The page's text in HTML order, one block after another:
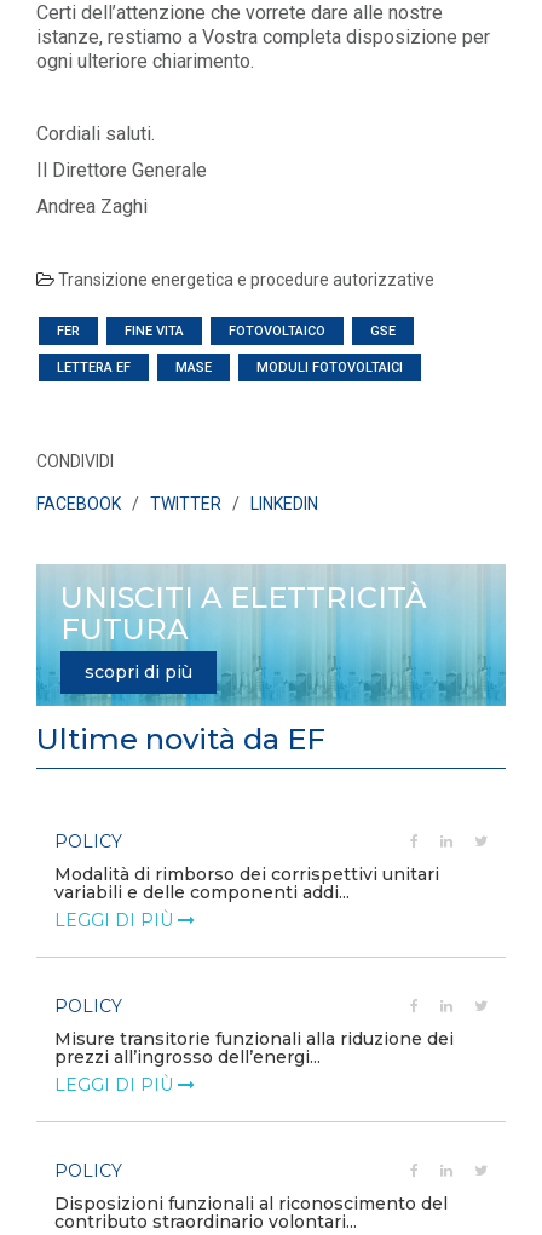
Certi dell’attenzione che vorrete dare alle nostre
istanze, restiamo a Vostra completa disposizione per
ogni ulteriore chiarimento.
Cordiali saluti.
Il Direttore Generale
Andrea Zaghi
Transizione energetica e procedure autorizzative
FER FINE VITA FOTOVOLTAICO GSE
LETTERA EF MASE MODULI FOTOVOLTAICI
CONDIVIDI
FACEBOOK / TWITTER / LINKEDIN
UNISCITI A ELETTRICITÀ
FUTURA
scopri di più
Ultime novità da EF
POLICY
Modalità di rimborso dei corrispettivi unitari
variabili e delle componenti addi...
LEGGI DI PIÙ
POLICY
Misure transitorie funzionali alla riduzione dei
prezzi all’ingrosso dell’energi...
LEGGI DI PIÙ
POLICY
Disposizioni funzionali al riconoscimento del
contributo straordinario volontari...